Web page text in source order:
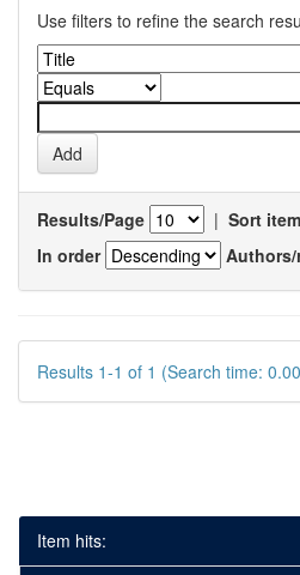
Use filters to refine the search
Results/Page | Sort
In order
Results 1-1 of 1 (Search time:
Item hits: